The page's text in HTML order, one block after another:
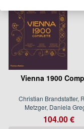
Vienna 1900
Christian Brandstatter,
Metzger, Daniela
104.00 €